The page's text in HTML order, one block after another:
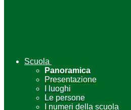
Scuola
Panoramica
Presentazione
I luoghi
Le persone
I numeri della scuola